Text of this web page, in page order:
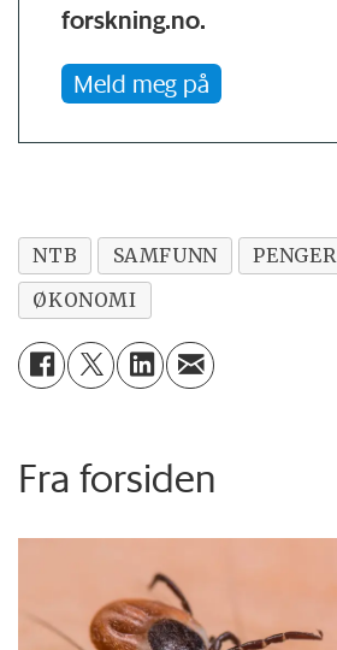
forskning.no.
Meld meg på
NTB SAMFUNN PENGER
ØKONOMI
Fra forsiden